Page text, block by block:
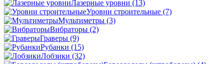
Лазерные уровни (13)
Уровни строительные (7)
Мультиметры (3)
Вибраторы (2)
Граверы (9)
Рубанки (15)
Лобзики (32)